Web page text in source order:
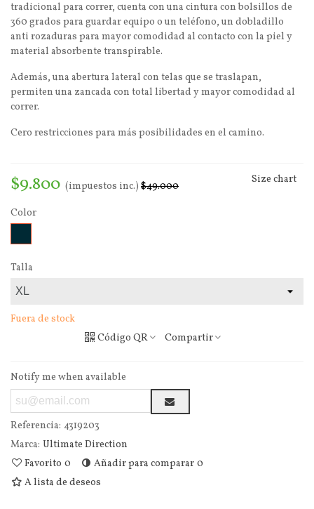
tradicional para correr, cuenta con una cintura con bolsillos de
360 ​​grados para guardar equipo o un teléfono, un dobladillo
anti rozaduras para mayor comodidad al contacto con la piel y
material absorbente transpirable.
Además, una abertura lateral con telas que se traslapan,
permiten una zancada con total libertad y mayor comodidad al
correr.
Cero restricciones para más posibilidades en el camino.
$9.800 (impuestos inc.) $49.000
Size chart
Color
Talla
Fuera de stock
Código QR
Compartir
Notify me when available
Referencia: 4319203
Marca: Ultimate Direction
Favorito 0 Añadir para comparar 0
A lista de deseos